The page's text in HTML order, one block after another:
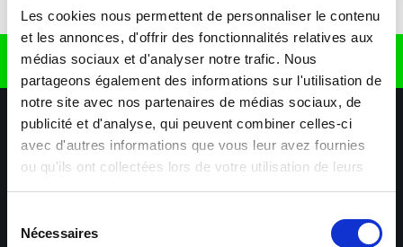
Les cookies nous permettent de personnaliser le contenu
et les annonces, d'offrir des fonctionnalités relatives aux
médias sociaux et d'analyser notre trafic. Nous
partageons également des informations sur l'utilisation de
notre site avec nos partenaires de médias sociaux, de
publicité et d'analyse, qui peuvent combiner celles-ci
avec d'autres informations que vous leur avez fournies
ou qu'ils ont collectées lors de votre utilisation de leurs
services.
Nécessaires
Retrouvez nous sur
Nos agences Aide & Contact